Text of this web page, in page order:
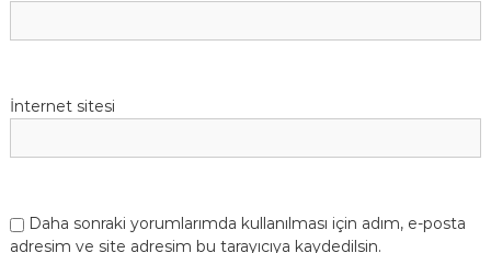
İnternet sitesi
Daha sonraki yorumlarımda kullanılması için adım, e-posta
adresim ve site adresim bu tarayıcıya kaydedilsin.